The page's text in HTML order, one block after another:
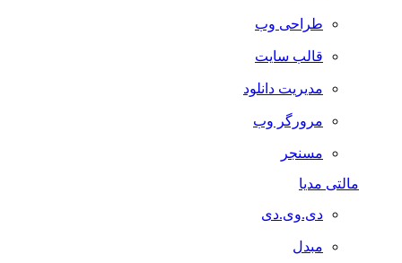
طراحی وب
قالب سایت
مدیریت دانلود
مرورگر وب
مسنجر
مالتی مدیا
دی.وی.دی
مبدل